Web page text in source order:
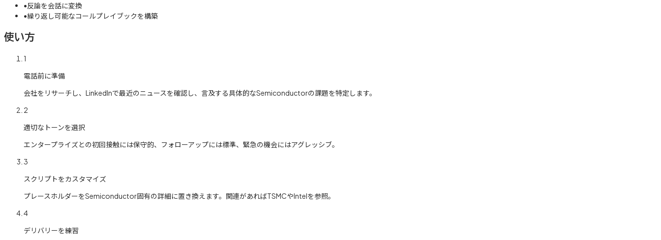
•反論を会話に変換
•繰り返し可能なコールプレイブックを構築
使い方
1
電話前に準備
会社をリサーチし、LinkedInで最近のニュースを確認し、言及する具体的なSemiconductorの課題を特定します。
2
適切なトーンを選択
エンタープライズとの初回接触には保守的、フォローアップには標準、緊急の機会にはアグレッシブ。
3
スクリプトをカスタマイズ
プレースホルダーをSemiconductor固有の詳細に置き換えます。関連があればTSMCやIntelを参照。
4
デリバリーを練習